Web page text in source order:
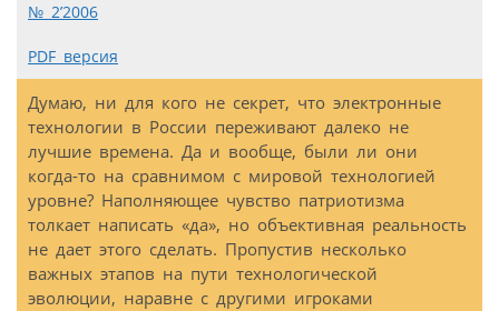
№ 2’2006
PDF версия
Думаю, ни для кого не секрет, что электронные
технологии в России переживают далеко не
лучшие времена. Да и вообще, были ли они
когда-то на сравнимом с мировой технологией
уровне? Наполняющее чувство патриотизма
толкает написать «да», но объективная реальность
не дает этого сделать. Пропустив несколько
важных этапов на пути технологической
эволюции, наравне с другими игроками